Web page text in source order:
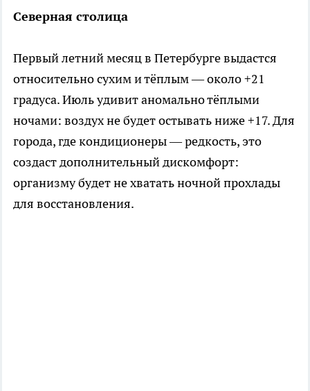
Северная столица
Первый летний месяц в Петербурге выдастся
относительно сухим и тёплым — около +21
градуса. Июль удивит аномально тёплыми
ночами: воздух не будет остывать ниже +17. Для
города, где кондиционеры — редкость, это
создаст дополнительный дискомфорт:
организму будет не хватать ночной прохлады
для восстановления.